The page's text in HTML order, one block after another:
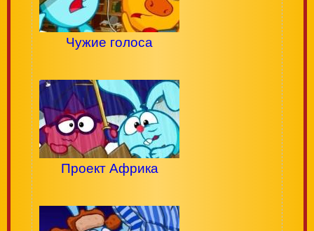
Чужие голоса
Проект Африка